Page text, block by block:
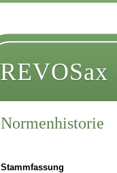
REVOSax
Normenhistorie
Stammfassung